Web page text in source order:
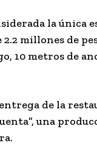
la
millones de
10 metros de
de la
una